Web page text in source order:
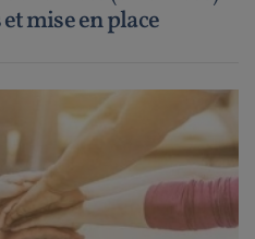
mise en place